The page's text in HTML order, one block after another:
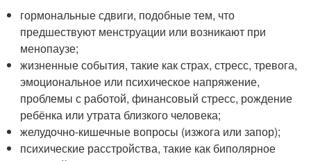
гормональные сдвиги, подобные тем, что
предшествуют менструации или возникают при
менопаузе;
жизненные события, такие как страх, стресс, тревога,
эмоциональное или психическое напряжение,
проблемы с работой, финансовый стресс, рождение
ребёнка или утрата близкого человека;
желудочно-кишечные вопросы (изжога или запор);
психические расстройства, такие как биполярное